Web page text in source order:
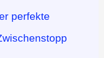
perfekte